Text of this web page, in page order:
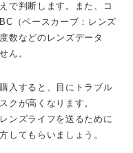
で判断します。また、コ
（ベースカーブ：レンズ
数などのレンズデータ
ん。
入すると、目にトラブル
クが高くなります。
ンズライフを送るために
してもらいましょう。